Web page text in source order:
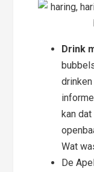
Drink
kan
Wat
De